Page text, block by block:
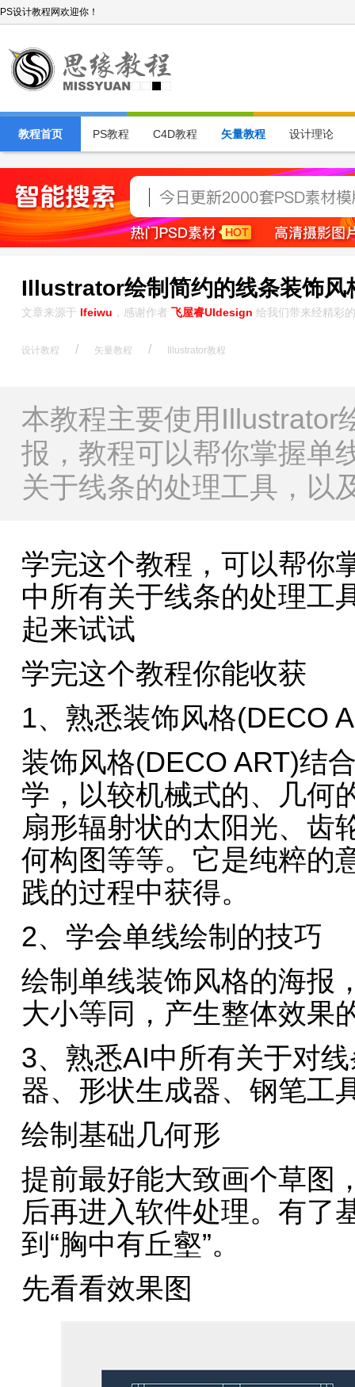
PS设计教程网欢迎你！
教程首页 PS教程 C4D教程 矢量教程 设计理论
Illustrator绘制简约的线条装饰风
文章来源于 Ifeiwu ，感谢作者 飞屋睿UIdesign 给我们带来经精彩
设计教程 / 矢量教程 / Illustrator教程
本教程主要使用Illustrator
报，教程可以帮你掌握单
关于线条的处理工具，以
学完这个教程，可以帮你
中所有关于线条的处理工
起来试试
学完这个教程你能收获
1、熟悉装饰风格(DECO
装饰风格(DECO ART)结
学，以较机械式的、几何
扇形辐射状的太阳光、齿
何构图等等。它是纯粹的
践的过程中获得。
2、学会单线绘制的技巧
绘制单线装饰风格的海报
大小等同，产生整体效果
3、熟悉AI中所有关于对
器、形状生成器、钢笔工
绘制基础几何形
提前最好能大致画个草图
后再进入软件处理。有了
到“胸中有丘壑”。
先看看效果图